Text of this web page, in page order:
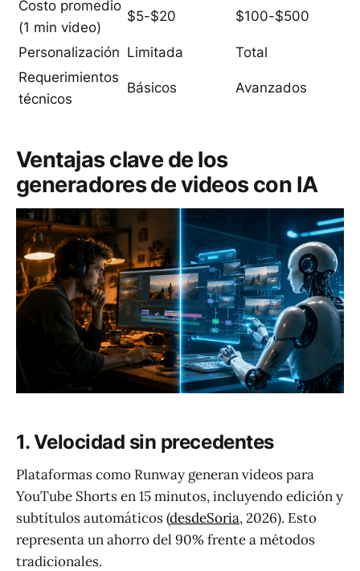
Costo promedio
(1 min video)
$5-$20 $100-$500
Personalización Limitada
Total
Requerimientos
técnicos
Básicos Avanzados
Ventajas clave de los
generadores de videos con IA
1. Velocidad sin precedentes
Plataformas como Runway generan videos para
YouTube Shorts en 15 minutos, incluyendo edición y
subtítulos automáticos (desdeSoria, 2026). Esto
representa un ahorro del 90% frente a métodos
tradicionales.